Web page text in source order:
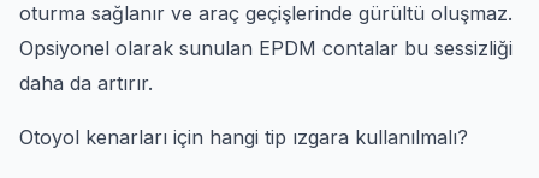
oturma sağlanır ve araç geçişlerinde gürültü oluşmaz.
Opsiyonel olarak sunulan EPDM contalar bu sessizliği
daha da artırır.
Otoyol kenarları için hangi tip ızgara kullanılmalı?